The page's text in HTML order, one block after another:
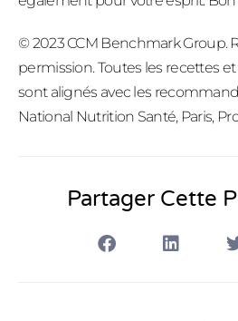
© 2023 CCM Benchmark Group.
permission. Toutes les recettes
sont alignés avec les
National Nutrition Santé, Paris,
Partager Cette